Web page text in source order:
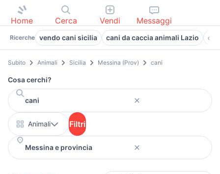
Home Cerca Vendi Messaggi
Ricerche vendo cani sicilia cani da caccia animali Lazio
Subito Animali Sicilia Messina (Prov) cani
Cosa cerchi?
Animali Filtri